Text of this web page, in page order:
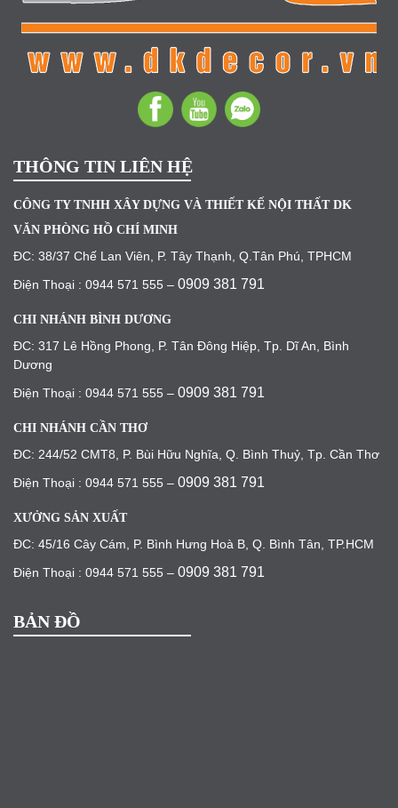
THÔNG TIN LIÊN HỆ
CÔNG TY TNHH XÂY DỰNG VÀ THIẾT KẾ NỘI THẤT DK
VĂN PHÒNG HỒ CHÍ MINH
ĐC: 38/37 Chế Lan Viên, P. Tây Thạnh, Q.Tân Phú, TPHCM
Điện Thoại : 0944 571 555 – 0909 381 791
CHI NHÁNH BÌNH DƯƠNG
ĐC: 317 Lê Hồng Phong, P. Tân Đông Hiệp, Tp. Dĩ An, Bình
Dương
Điện Thoại : 0944 571 555 – 0909 381 791
CHI NHÁNH CẦN THƠ
ĐC: 244/52 CMT8, P. Bùi Hữu Nghĩa, Q. Bình Thuỷ, Tp. Cần Thơ
Điện Thoại : 0944 571 555 – 0909 381 791
XƯỞNG SẢN XUẤT
ĐC: 45/16 Cây Cám, P. Bình Hưng Hoà B, Q. Bình Tân, TP.HCM
Điện Thoại : 0944 571 555 – 0909 381 791
BẢN ĐỒ